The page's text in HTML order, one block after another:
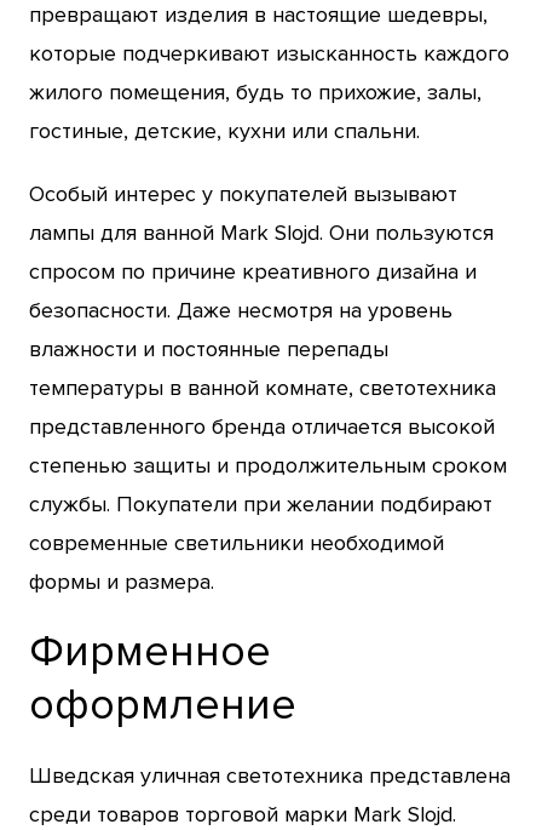
превращают изделия в настоящие шедевры,
которые подчеркивают изысканность каждого
жилого помещения, будь то прихожие, залы,
гостиные, детские, кухни или спальни.
Особый интерес у покупателей вызывают
лампы для ванной Mark Slojd. Они пользуются
спросом по причине креативного дизайна и
безопасности. Даже несмотря на уровень
влажности и постоянные перепады
температуры в ванной комнате, светотехника
представленного бренда отличается высокой
степенью защиты и продолжительным сроком
службы. Покупатели при желании подбирают
современные светильники необходимой
формы и размера.
Фирменное
оформление
Шведская уличная светотехника представлена
среди товаров торговой марки Mark Slojd.